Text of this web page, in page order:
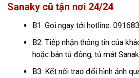
Sanaky cũ tận nơi 24/24
B1: Gọi ngay tới hotline:
B2: Tiếp nhận thông tin của
hoặc bán tủ đông, tủ mát
B3: Kết nối trao đổi hình ảnh